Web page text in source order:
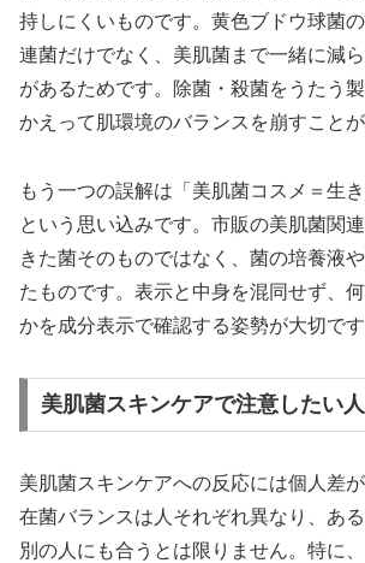
持しにくいものです。黄色ブドウ球菌
連菌だけでなく、美肌菌まで一緒に減
があるためです。除菌・殺菌をうたう製
かえって肌環境のバランスを崩すことが
もう一つの誤解は「美肌菌コスメ＝生
という思い込みです。市販の美肌菌関
きた菌そのものではなく、菌の培養液
たものです。表示と中身を混同せず、
かを成分表示で確認する姿勢が大切です
美肌菌スキンケアで注意したい
美肌菌スキンケアへの反応には個人差
在菌バランスは人それぞれ異なり、あ
別の人にも合うとは限りません。特に